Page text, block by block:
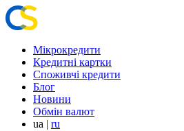
Мікрокредити
Кредитні картки
Споживчі кредити
Блог
Новини
Обмін валют
ua | ru